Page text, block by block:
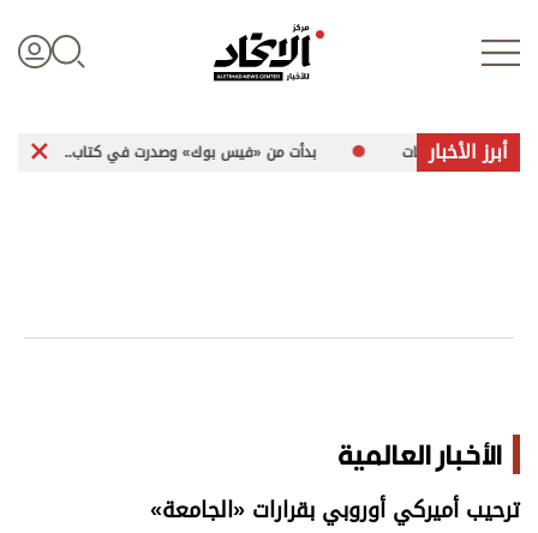
علوم الدار
اقتصاد
أبرز الأخبار
كلمات بدأت من «فيس بوك» وصدرت في كتاب.. «رسائل مشفرة» تخاطب
الأخبار العالمية
ترحيب أميركي أوروبي بقرارات «الجامعة»